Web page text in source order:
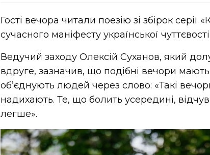
Гості вечора читали поезію зі збірок серії
сучасного маніфесту української
Ведучий заходу Олексій Суханов, який
вдруге, зазначив, що подібні вечори
об’єднують людей через слово: «Такі
надихають. Те, що болить усередині,
легше».